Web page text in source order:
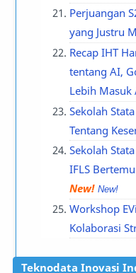
Perjuangan
yang Justru
Recap IHT
tentang AI,
Lebih Masuk
Sekolah
Tentang
Sekolah
IFLS
New!
Workshop
Kolaborasi
Teknodata Inovasi